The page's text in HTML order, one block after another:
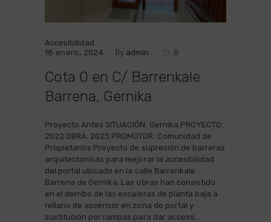
Accesibilidad
18 enero, 2024
By admin 0
Cota 0 en C/ Barrenkale
Barrena, Gernika
Proyecto Antes SITUACIÓN: Gernika PROYECTO:
2022 OBRA: 2023 PROMOTOR: Comunidad de
Propietarios Proyecto de supresión de barreras
arquitectónicas para mejorar la accesibilidad
del portal ubicado en la calle Barrenkale
Barrena de Gernika. Las obras han consistido
en el derribo de las escaleras de planta baja a
rellano de ascensor en zona de portal y
sustitución por rampas para dar acceso…